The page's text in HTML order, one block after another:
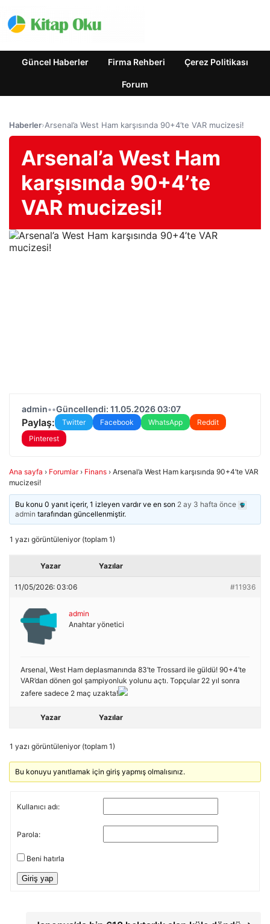
Güncel Haberler Firma Rehberi Çerez Politikası
Forum
Haberler›Arsenal’a West Ham karşısında 90+4’te VAR mucizesi!
Arsenal’a West Ham
karşısında 90+4’te
VAR mucizesi!
admin••Güncellendi: 11.05.2026 03:07
Paylaş: Twitter Facebook WhatsApp
Reddit
Pinterest
Ana sayfa › Forumlar › Finans › Arsenal’a West Ham karşısında 90+4’te VAR
mucizesi!
Bu konu 0 yanıt içerir, 1 izleyen vardır ve en son 2 ay 3 hafta önce
admin tarafından güncellenmiştir.
1 yazı görüntüleniyor (toplam 1)
Yazar Yazılar
11/05/2026: 03:06 #11936
admin
Anahtar yönetici
Arsenal, West Ham deplasmanında 83’te Trossard ile güldü! 90+4’te
VAR’dan dönen gol şampiyonluk yolunu açtı. Topçular 22 yıl sonra
zafere sadece 2 maç uzakta!
Yazar Yazılar
1 yazı görüntüleniyor (toplam 1)
Bu konuyu yanıtlamak için giriş yapmış olmalısınız.
Kullanıcı adı:
Parola:
Beni hatırla
Giriş yap